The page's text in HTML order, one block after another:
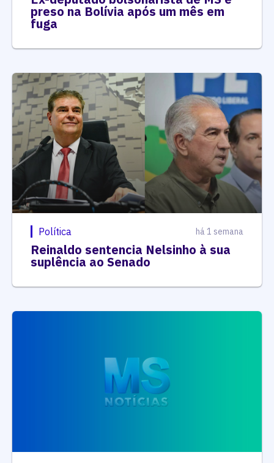
preso na Bolívia após um mês em
fuga
Política há 1 semana
Reinaldo sentencia Nelsinho à sua
suplência ao Senado